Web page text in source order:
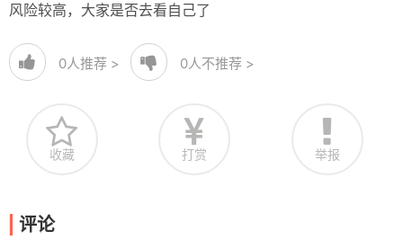
风险较高，大家是否去看自己了
0人推荐 > 0人不推荐 >
收藏 打赏 举报
评论